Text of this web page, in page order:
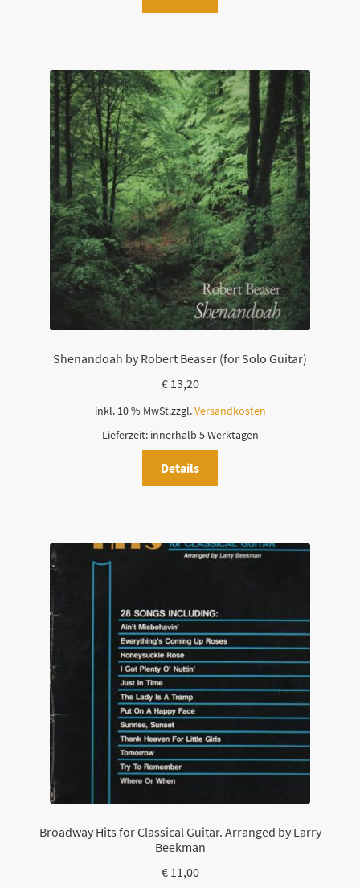
Shenandoah by Robert Beaser (for Solo Guitar)
€13,20
inkl. 10 % MwSt.zzgl.Versandkosten
Lieferzeit: innerhalb 5 Werktagen
Details
Broadway Hits for Classical Guitar. Arranged by Larry
Beekman
€11,00